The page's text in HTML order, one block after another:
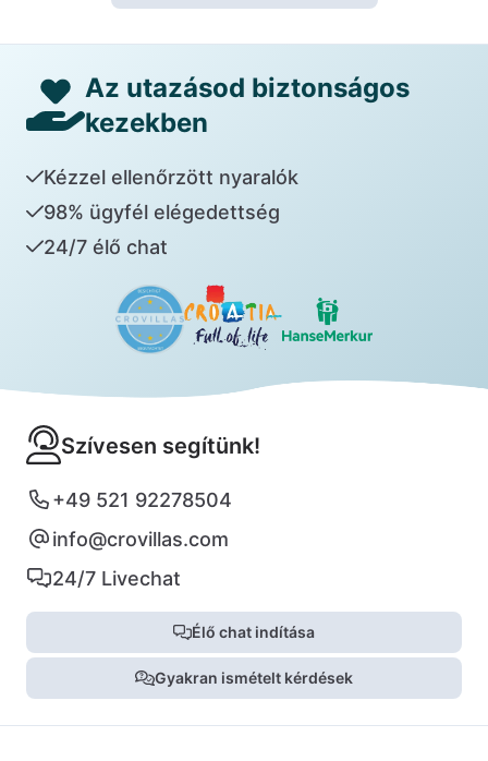
Az utazásod biztonságos
kezekben
Kézzel ellenőrzött nyaralók
98% ügyfél elégedettség
24/7 élő chat
Szívesen segítünk!
+49 521 92278504
info@crovillas.com
24/7 Livechat
Élő chat indítása
Gyakran ismételt kérdések